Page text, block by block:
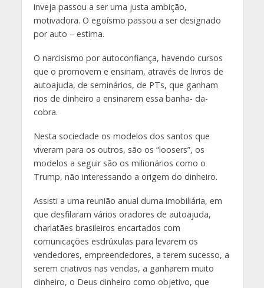
inveja passou a ser uma justa ambição,
motivadora. O egoísmo passou a ser designado
por auto – estima.
O narcisismo por autoconfiança, havendo cursos
que o promovem e ensinam, através de livros de
autoajuda, de seminários, de PTs, que ganham
rios de dinheiro a ensinarem essa banha- da-
cobra.
Nesta sociedade os modelos dos santos que
viveram para os outros, são os “loosers”, os
modelos a seguir são os milionários como o
Trump, não interessando a origem do dinheiro.
Assisti a uma reunião anual duma imobiliária, em
que desfilaram vários oradores de autoajuda,
charlatães brasileiros encartados com
comunicações esdrúxulas para levarem os
vendedores, empreendedores, a terem sucesso, a
serem criativos nas vendas, a ganharem muito
dinheiro, o Deus dinheiro como objetivo, que